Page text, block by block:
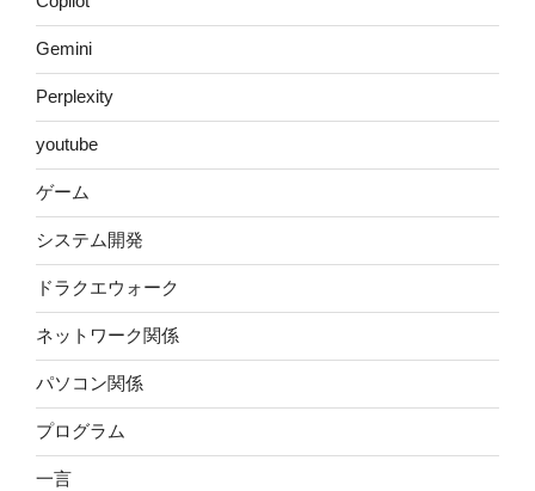
Gemini
Perplexity
youtube
ゲーム
システム開発
ドラクエウォーク
ネットワーク関係
パソコン関係
プログラム
一言